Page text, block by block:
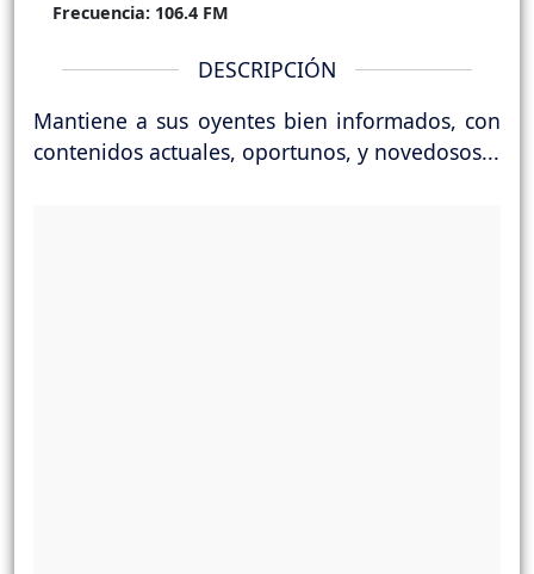
Frecuencia: 106.4 FM
DESCRIPCIÓN
Mantiene a sus oyentes bien informados, con
contenidos actuales, oportunos, y novedosos...